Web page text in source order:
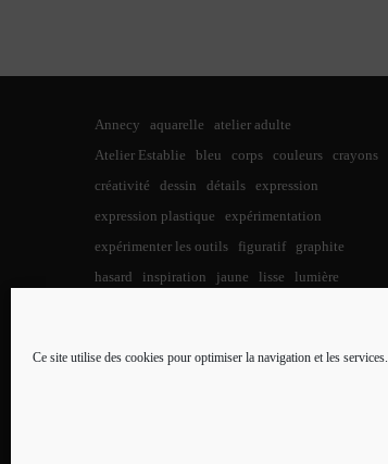
Ce site utilise des cookies pour optimiser la navigation et les services.
Annecy aquarelle
atelier adulte
Atelier Establie
bleu corps couleurs crayons
créativité
dessin détails expression
expression plastique
expérimentation
expérimenter les outils
figuratif
graphite
hasard
inspiration jaune lisse
lumière
points potentiel créatif